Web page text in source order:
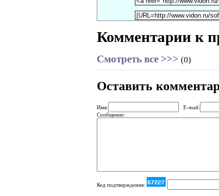
Комментарии к
Смотреть все >>> (0)
Оставить
Имя:
E-mail:
Сообщение:
Код подтверждения: